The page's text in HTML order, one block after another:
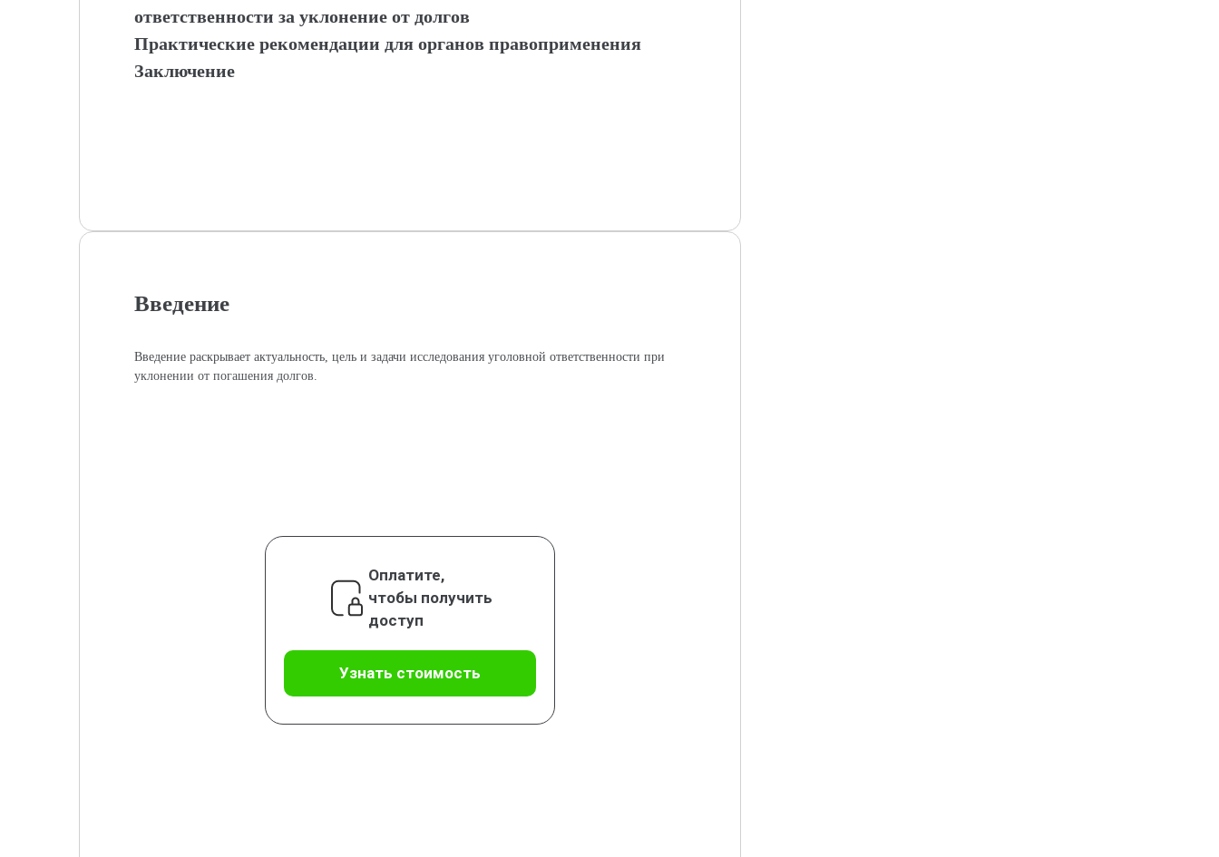
ответственности за уклонение от долгов
Практические рекомендации для органов правоприменения
Заключение
Введение
Введение раскрывает актуальность, цель и задачи исследования уголовной ответственности при
уклонении от погашения долгов.
Оплатите,
чтобы получить
доступ
Узнать стоимость